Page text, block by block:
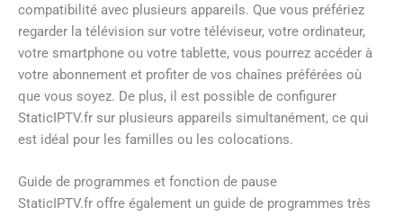
compatibilité avec plusieurs appareils. Que vous préfériez
regarder la télévision sur votre téléviseur, votre ordinateur,
votre smartphone ou votre tablette, vous pourrez accéder à
votre abonnement et profiter de vos chaînes préférées où
que vous soyez. De plus, il est possible de configurer
StaticIPTV.fr sur plusieurs appareils simultanément, ce qui
est idéal pour les familles ou les colocations.
Guide de programmes et fonction de pause
StaticIPTV.fr offre également un guide de programmes très